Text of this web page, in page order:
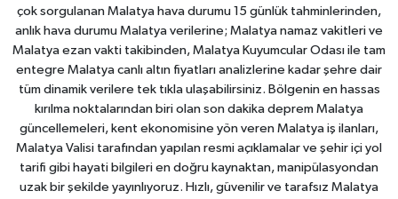
çok sorgulanan Malatya hava durumu 15 günlük tahminlerinden,
anlık hava durumu Malatya verilerine; Malatya namaz vakitleri ve
Malatya ezan vakti takibinden, Malatya Kuyumcular Odası ile tam
entegre Malatya canlı altın fiyatları analizlerine kadar şehre dair
tüm dinamik verilere tek tıkla ulaşabilirsiniz. Bölgenin en hassas
kırılma noktalarından biri olan son dakika deprem Malatya
güncellemeleri, kent ekonomisine yön veren Malatya iş ilanları,
Malatya Valisi tarafından yapılan resmi açıklamalar ve şehir içi yol
tarifi gibi hayati bilgileri en doğru kaynaktan, manipülasyondan
uzak bir şekilde yayınlıyoruz. Hızlı, güvenilir ve tarafsız Malatya